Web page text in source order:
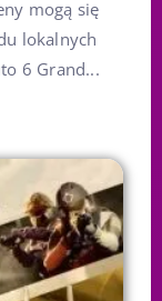
mogą się
lokalnych
6 Grand...